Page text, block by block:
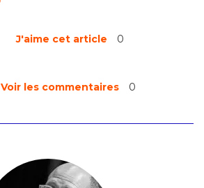
J'aime cet article 0
Voir les commentaires 0